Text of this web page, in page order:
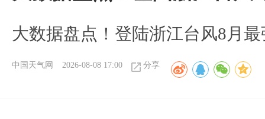
大数据盘点！登陆浙江台风8月
中国天气网 2026-08-08 17:00 分享